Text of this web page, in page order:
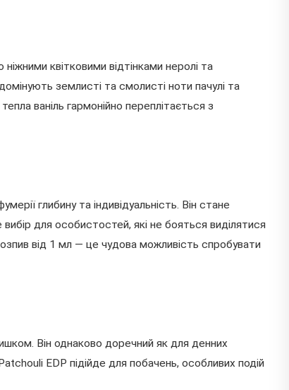
квітковими відтінками неролі та
землисті та смолисті ноти пачулі та
ваніль гармонійно переплітається з
глибину та індивідуальність. Він стане
для особистостей, які не бояться виділятися
від 1 мл — це чудова можливість спробувати
Він однаково доречний як для денних
EDP підійде для побачень, особливих подій